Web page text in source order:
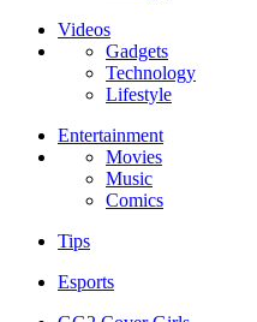
Videos
Gadgets
Technology
Lifestyle
Entertainment
Movies
Music
Comics
Tips
Esports